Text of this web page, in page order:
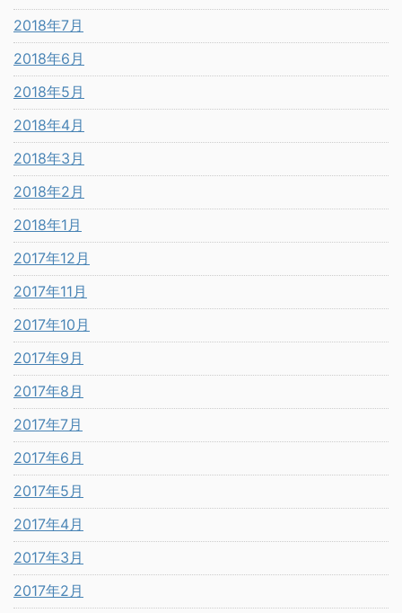
2018年7月
2018年6月
2018年5月
2018年4月
2018年3月
2018年2月
2018年1月
2017年12月
2017年11月
2017年10月
2017年9月
2017年8月
2017年7月
2017年6月
2017年5月
2017年4月
2017年3月
2017年2月